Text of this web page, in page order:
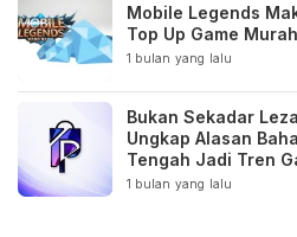
Mobile Legends
Top Up Game
1 bulan yang lalu
Bukan Sekadar
Ungkap Alasan
Tengah Jadi Tren
1 bulan yang lalu